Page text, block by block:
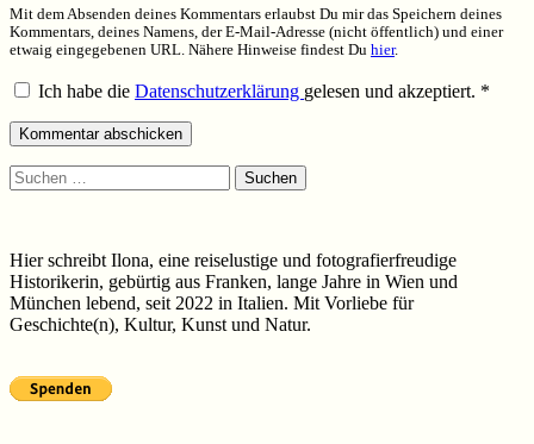
Mit dem Absenden deines Kommentars erlaubst Du mir das Speichern deines
Kommentars, deines Namens, der E-Mail-Adresse (nicht öffentlich) und einer
etwaig eingegebenen URL. Nähere Hinweise findest Du hier.
Ich habe die Datenschutzerklärung gelesen und akzeptiert. *
Suchen
nach:
Hier schreibt Ilona, eine reiselustige und fotografierfreudige
Historikerin, gebürtig aus Franken, lange Jahre in Wien und
München lebend, seit 2022 in Italien. Mit Vorliebe für
Geschichte(n), Kultur, Kunst und Natur.